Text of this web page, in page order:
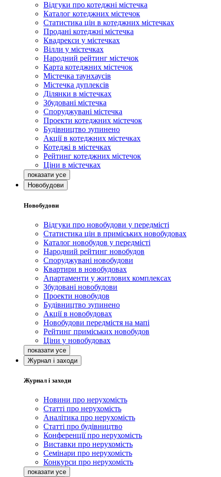
Відгуки про котеджні містечка
Каталог котеджних містечок
Статистика цін в котеджних містечках
Продані котеджні містечка
Квадрекси у містечках
Вілли у містечках
Народний рейтинг містечок
Карта котеджних містечок
Містечка таунхаусів
Містечка дуплексів
Ділянки в містечках
Збудовані містечка
Споруджувані містечка
Проекти котеджних містечок
Будівництво зупинено
Акції в котеджних містечках
Котеджі в містечках
Рейтинг котеджних містечок
Ціни в містечках
Новобудови
Новобудови
Відгуки про новобудови у передмісті
Статистика цін в приміських новобудовах
Каталог новобудов у передмісті
Народний рейтинг новобудов
Споруджувані новобудови
Квартири в новобудовах
Апартаменти у житлових комплексах
Збудовані новобудови
Проекти новобудов
Будівництво зупинено
Акції в новобудовах
Новобудови передмістя на мапі
Рейтинг приміських новобудов
Ціни у новобудовах
Журнал і заходи
Журнал і заходи
Новини про нерухомість
Статті про нерухомість
Аналітика про нерухомість
Статті про будівництво
Конференції про нерухомість
Виставки про нерухомість
Семінари про нерухомість
Конкурси про нерухомість